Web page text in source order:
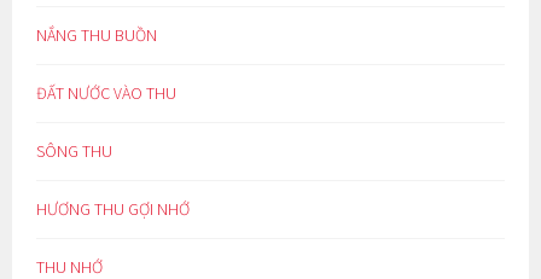
NẮNG THU BUỒN
ĐẤT NƯỚC VÀO THU
SÔNG THU
HƯƠNG THU GỢI NHỚ
THU NHỚ